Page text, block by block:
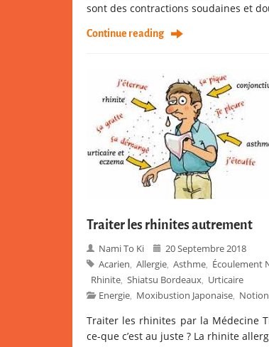
sont des contractions soudaines et
Continue reading
Traiter les rhinites autrement
Nami To Ki
20 Septembre 2018
Acarien Allergie Asthme Écoulement
Rhinite Shiatsu Bordeaux Urticaire
Energie Moxibustion Japonaise
Traiter les rhinites par la Médecine
ce-que c’est au juste ? La rhinite